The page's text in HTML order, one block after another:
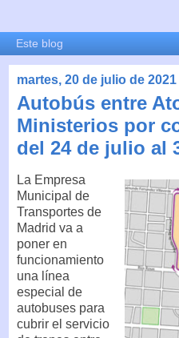
martes, 20 de julio de 2021
Autobús entre
Ministerios por
del 24 de julio al
La Empresa
Municipal de
Transportes de
Madrid va a
poner en
funcionamiento
una línea
especial de
autobuses para
cubrir el servicio